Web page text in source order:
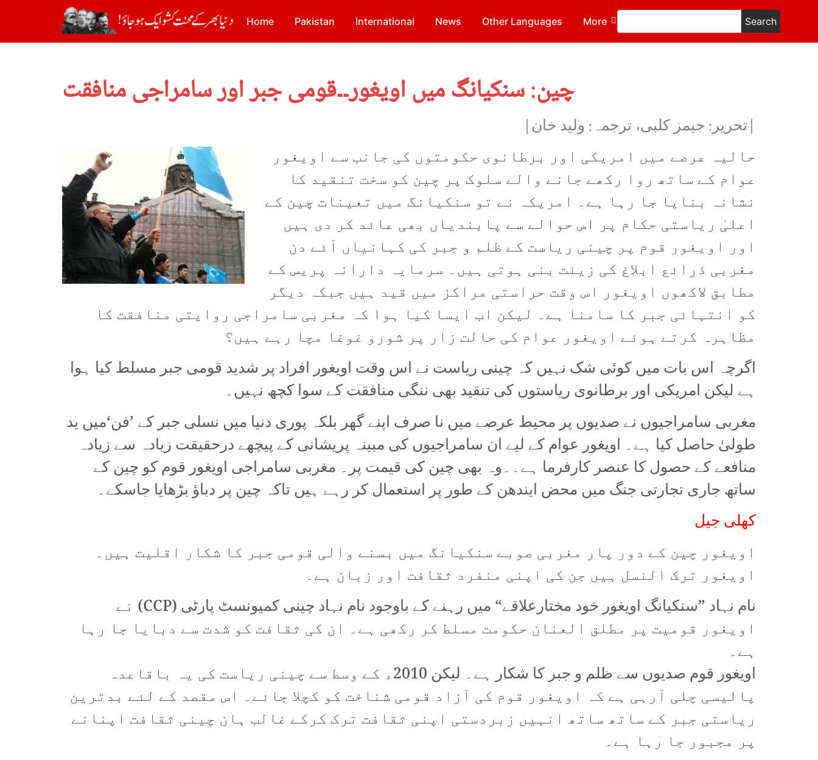
Home Pakistan International News Other Languages More Search
چین: سنکیانگ میں اویغور۔۔قومی جبر اور سامراجی منافقت
|تحریر: جیمز کلبی، ترجمہ: ولید خان|
حالیہ عرصے میں امریکی اور برطانوی حکومتوں کی جانب سے اویغور
عوام کے ساتھ روا رکھے جانے والے سلوک پر چین کو سخت تنقید کا
نشانہ بنایا جا رہا ہے۔ امریکہ نے تو سنکیانگ میں تعینات چین کے
اعلیٰ ریاستی حکام پر اس حوالے سے پابندیاں بھی عائد کر دی ہیں
اور اویغور قوم پر چینی ریاست کے ظلم و جبر کی کہانیاں آئے دن
مغربی ذرائع ابلاغ کی زینت بنی ہوتی ہیں۔ سرمایہ دارانہ پریس کے
مطابق لاکھوں اویغور اس وقت حراستی مراکز میں قید ہیں جبکہ دیگر
کو انتہائی جبر کا سامنا ہے۔ لیکن اب ایسا کیا ہوا کہ مغربی سامراجی روایتی منافقت کا
مظاہرہ کرتے ہوئے اویغور عوام کی حالت زار پر شورو غوغا مچا رہے ہیں؟
اگرچہ اس بات میں کوئی شک نہیں کہ چینی ریاست نے اس وقت اویغور افراد پر شدید قومی جبر مسلط کیا ہوا
ہے لیکن امریکی اور برطانوی ریاستوں کی تنقید بھی ننگی منافقت کے سوا کچھ نہیں۔
مغربی سامراجیوں نے صدیوں پر محیط عرصے میں نا صرف اپنے گھر بلکہ پوری دنیا میں نسلی جبر کے ’فن‘میں ید
طولیٰ حاصل کیا ہے۔ اویغور عوام کے لیے ان سامراجیوں کی مبینہ پریشانی کے پیچھے درحقیقت زیادہ سے زیادہ
منافعے کے حصول کا عنصر کارفرما ہے۔۔وہ بھی چین کی قیمت پر۔ مغربی سامراجی اویغور قوم کو چین کے
ساتھ جاری تجارتی جنگ میں محض ایندھن کے طور پر استعمال کر رہے ہیں تاکہ چین پر دباؤ بڑھایا جاسکے۔
کھلی جیل
اویغور چین کے دور پار مغربی صوبے سنکیانگ میں بسنے والی قومی جبر کا شکار اقلیت ہیں۔
اویغور ترک النسل ہیں جن کی اپنی منفرد ثقافت اور زبان ہے۔
نام نہاد ”سنکیانگ اویغور خود مختارعلاقے“ میں رہنے کے باوجود نام نہاد چینی کمیونسٹ پارٹی (CCP) نے
اویغور قومیت پر مطلق العنان حکومت مسلط کر رکھی ہے۔ ان کی ثقافت کو شدت سے دبایا جا رہا
ہے۔
اویغور قوم صدیوں سے ظلم و جبر کا شکار ہے۔ لیکن 2010ء کے وسط سے چینی ریاست کی یہ باقاعدہ
پالیسی چلی آرہی ہے کہ اویغور قوم کی آزاد قومی شناخت کو کچلا جائے۔ اس مقصد کے لئے بدترین
ریاستی جبر کے ساتھ ساتھ انہیں زبردستی اپنی ثقافت ترک کرکے غالب ہان چینی ثقافت اپنانے
پر مجبور جا رہا ہے۔